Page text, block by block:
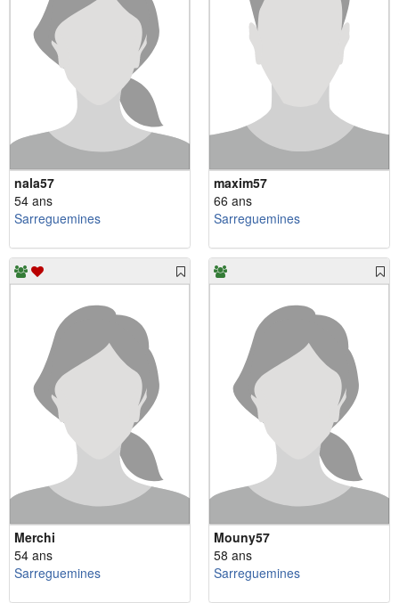
nala57
54 ans
Sarreguemines
maxim57
66 ans
Sarreguemines
Merchi
54 ans
Sarreguemines
Mouny57
58 ans
Sarreguemines